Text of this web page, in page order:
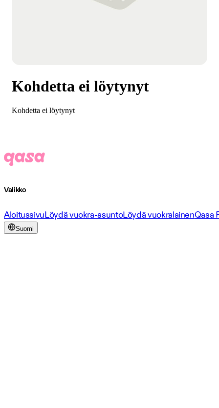
Kohdetta ei löytynyt
Kohdetta ei löytynyt
Valikko
AloitussivuLöydä vuokra-asuntoLöydä vuokralainenQasa
Suomi